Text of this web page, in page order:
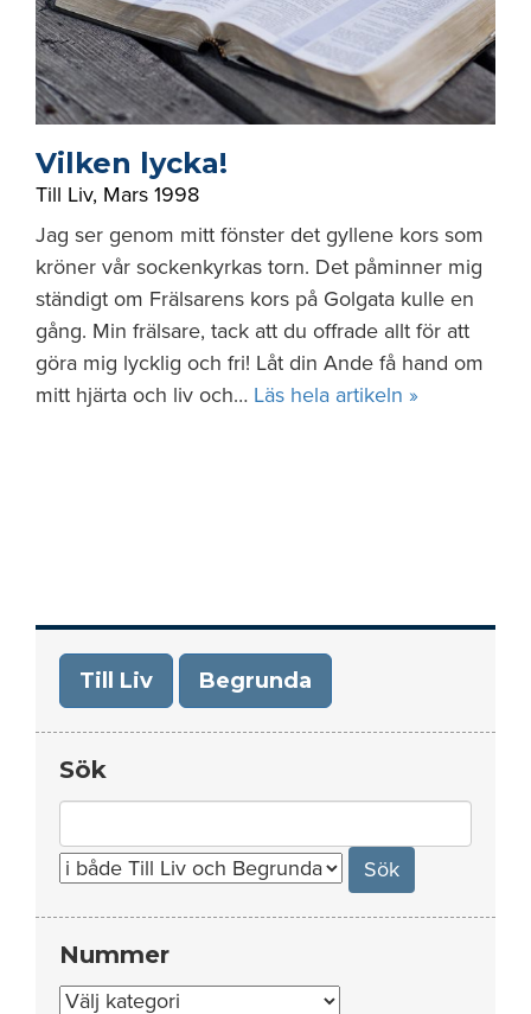
Vilken lycka!
Till Liv, Mars 1998
Jag ser genom mitt fönster det gyllene kors som
kröner vår sockenkyrkas torn. Det påminner mig
ständigt om Frälsarens kors på Golgata kulle en
gång. Min frälsare, tack att du offrade allt för att
göra mig lycklig och fri! Låt din Ande få hand om
mitt hjärta och liv och… Läs hela artikeln »
Till Liv Begrunda
Sök
for:
Nummer
Nummer